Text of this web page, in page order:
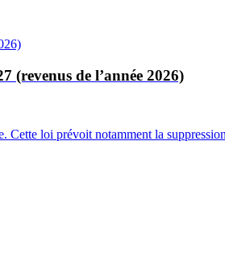
(revenus de l’année 2026)
Cette loi prévoit notamment la